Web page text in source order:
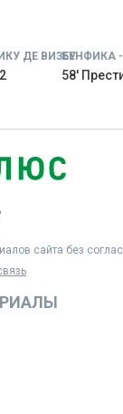
ДЕ ВИЗЕУБЕНФИКА
58'
сайта без